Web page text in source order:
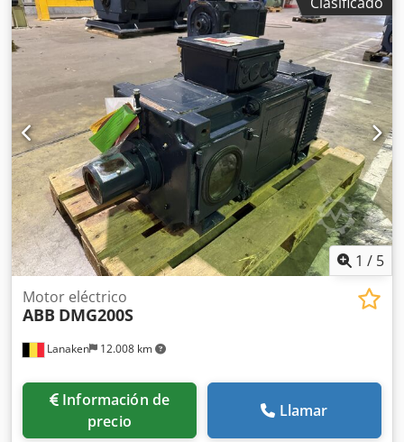
altura total:55 mm , Motor de corriente alterna ABB Tipo:
M3BP400LB4 Djdpfx Aexg Ngweipswa Construcción:
IM1001-B3 Norma: EN60034-1 Clase de operación: S1
Tensión de entrada: 500 V Corriente de entrada: 888 A
Potencia Pn kW: 630 kW RPM: 1491 Factor de potencia (Pf):
0,84 Frecuencia: 50 Hz
1 / 5
Lanaken 12.008 km
Motor eléctrico
ABB DMG200S
Información de
precio
Llamar